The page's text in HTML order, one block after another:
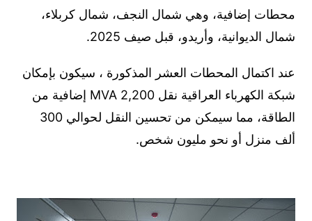
محطات إضافية، وهي شمال النجف، شمال كربلاء،
شمال الديوانية، وأريدو، قبل صيف 2025.
عند اكتمال المحطات العشر المذكورة ، سيكون بإمكان
شبكة الكهرباء العراقية نقل 2,200 MVA إضافية من
الطاقة، مما سيمكن من تحسين النقل لحوالي 300
ألف منزل أو نحو مليون شخص.